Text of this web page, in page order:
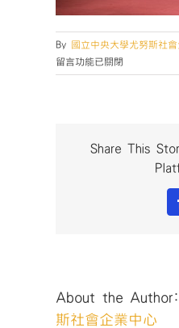
By 國立中央大學尤努斯社
留言功能已關閉
Share This
About the
斯社會企業中心